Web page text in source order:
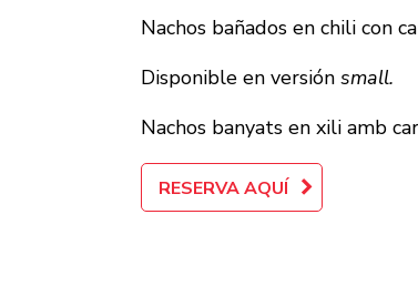
Nachos bañados en chili con
Disponible en versión small.
Nachos banyats en xili amb
RESERVA AQUÍ